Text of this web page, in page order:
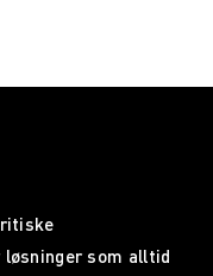
løsninger som alltid